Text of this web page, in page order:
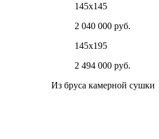
145х145
2 040 000 руб.
145х195
2 494 000 руб.
Из бруса камерной сушки